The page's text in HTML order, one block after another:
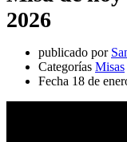
2026
publicado por
Categorías Misas
Fecha 18 de